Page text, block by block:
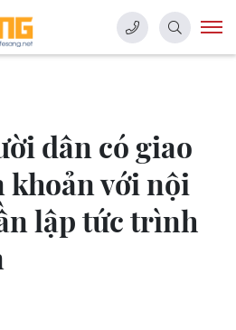
dân có giao
khoản với nội
lập tức trình